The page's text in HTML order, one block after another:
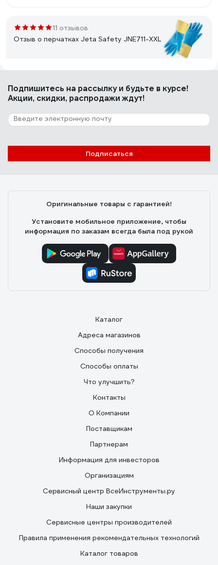
11 отзывов
Отзыв о перчатках Jeta Safety JNE711-XXL
Крепкие, толстые, длинные, качество всегда хорошее,
в размер
Отзыв о перчатках Jeta Safety JSN
смотря на название)))
Подпишитесь на рассылкуи будьте в курсе!
Акции, скидки, распродажи ждут!
Подписаться
Оригинальные товары с гарантией!
Установите мобильное приложение, чтобы
информация по заказам всегда была под рукой
Каталог
Адреса магазинов
Способы получения
Способы оплаты
Что улучшить?
Контакты
О Компании
Поставщикам
Партнерам
Информация для инвесторов
Организациям
Сервисный центр ВсеИнструменты.ру
Наши закупки
Сервисные центры производителей
Правила применения рекомендательных технологий
Каталог товаров